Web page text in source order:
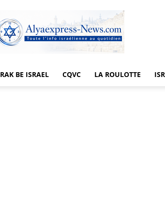
RAK BE ISRAEL CQVC LA ROULOTTE